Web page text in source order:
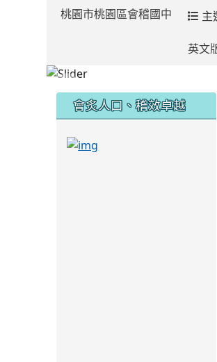
桃園市桃園區會稽國中 主
英文
會炙人口、稽效卓越
link to https://
link to https://